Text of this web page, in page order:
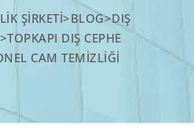
ŞIRKETI>BLOG>DIŞ
>TOPKAPI DIŞ CEPHE
CAM TEMIZLIĞI